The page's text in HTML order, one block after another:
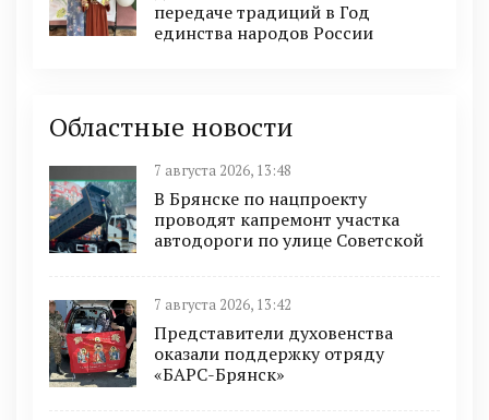
передаче традиций в Год
единства народов России
Областные новости
7 августа 2026, 13:48
В Брянске по нацпроекту
проводят капремонт участка
автодороги по улице Советской
7 августа 2026, 13:42
Представители духовенства
оказали поддержку отряду
«БАРС-Брянск»